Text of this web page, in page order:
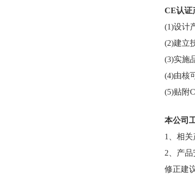
CE认证
(1)设计
(2)建立
(3)实施
(4)由核
(5)贴附
本公司
1、相
2、产
修正建